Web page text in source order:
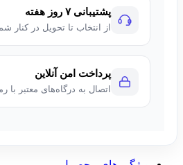
پشتیبانی ۷ روز هفته
از انتخاب تا تحویل در کنار
پرداخت امن آنلاین
اتصال به درگاه‌های معتبر با